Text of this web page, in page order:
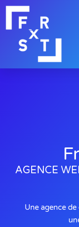
AGENCE
Une agence